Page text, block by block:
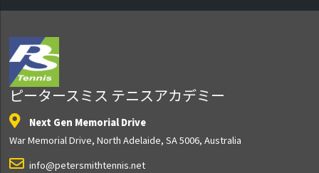
ピータースミス テニスアカデミー
Next Gen Memorial Drive
War Memorial Drive, North Adelaide, SA 5006, Australia
info@petersmithtennis.net